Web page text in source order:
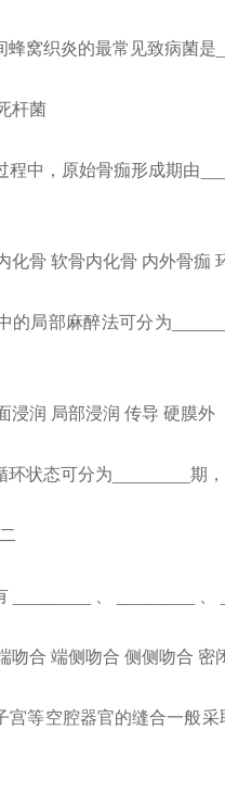
窝织炎的最常见致病菌是
杆菌
中，原始骨痂形成期由
化骨 软骨内化骨 内外骨痂
的局部麻醉法可分为
浸润 局部浸润 传导 硬膜外
状态可分为________期
________ 、 ________ 、
吻合 端侧吻合 侧侧吻合 密
等空腔器官的缝合一般